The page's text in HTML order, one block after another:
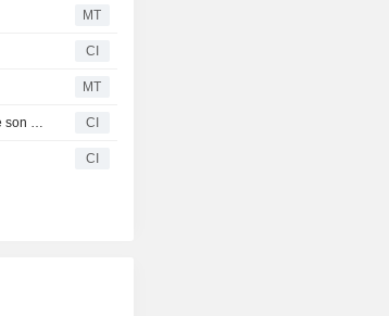
MT
CI
MT
Sidetrade nomme Carole Benichou comme chef de cabinet et membre de son comité exécutif CI
CI